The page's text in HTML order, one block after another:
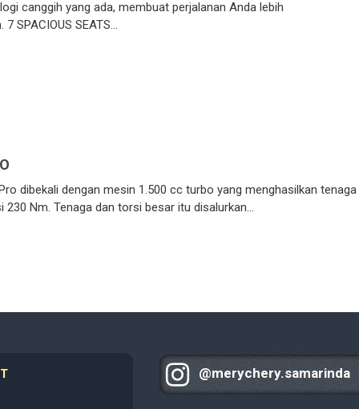
canggih yang ada, membuat perjalanan Anda lebih
7 SPACIOUS SEATS…
dibekali dengan mesin 1.500 cc turbo yang menghasilkan tenaga
230 Nm. Tenaga dan torsi besar itu disalurkan…
@merychery.samarinda